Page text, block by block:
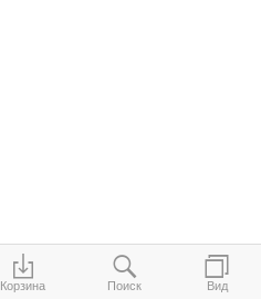
Корзина Поиск Вид